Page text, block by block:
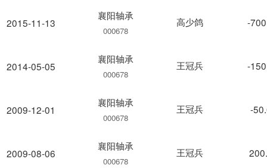
2015-11-13
2014-05-05
2009-12-01
2009-08-06
襄阳轴承
000678
高少鸽 -
襄阳轴承
000678
王冠兵 -
襄阳轴承
000678
王冠兵 -
襄阳轴承
000678
王冠兵